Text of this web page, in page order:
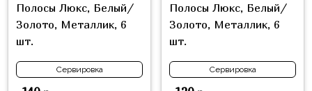
Полосы Люкс, Белый/
Золото, Металлик, 6
шт.
Сервировка
Полосы Люкс, Белый/
Золото, Металлик, 6
шт.
Сервировка
Животные
Морская
Тема
Звёздные